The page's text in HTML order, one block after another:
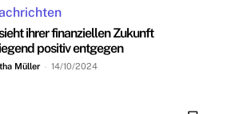
ihrer finanziellen Zukunft
positiv entgegen
Müller - 14/10/2024